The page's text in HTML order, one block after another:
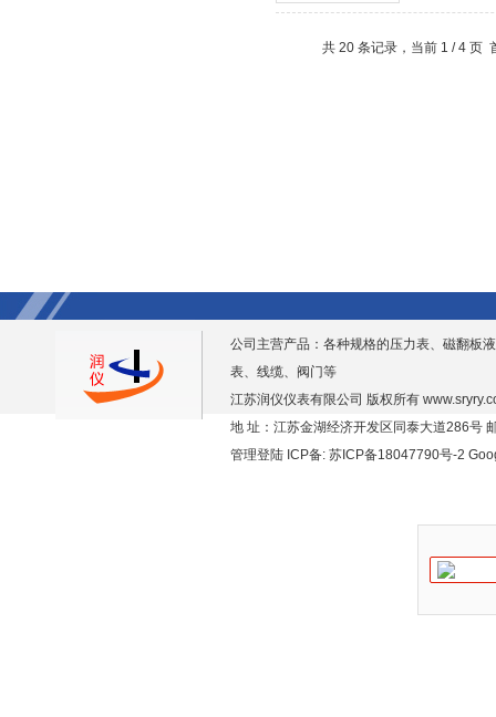
共 20 条记录，当前 1 / 4 页
公司主营产品：各种规格的压力表、磁翻板
表、线缆、阀门等
江苏润仪仪表有限公司 版权所有
地 址：江苏金湖经济开发区同泰大道286号
管理登陆 ICP备: 苏ICP备18047790号-2